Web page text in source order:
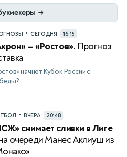
→
• СЕГОДНЯ 16:15
— «Ростов». Прогноз
начнет Кубок России с
• ВЧЕРА 20:48
снимает сливки в Лиге
очереди Манес Аклиуш из